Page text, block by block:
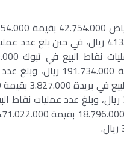
وبلغ عدد عمليات نقاط البيع في مكة المكرمة 6.280.000 بقيمة 413.189.000
193.387.000 ريال، وبلغ عدد عمليات نقاط البيع في حائل
ريال، وبلغ عدد عمليات نقاط البيع في الخبر 3.582.000 بقيمة 306.855.000 ريال،